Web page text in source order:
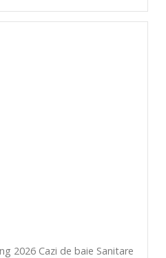
2026 Cazi de baie Sanitare